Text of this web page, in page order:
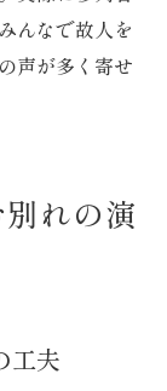
んなで故人を
声が多く寄せ
れの演
工夫